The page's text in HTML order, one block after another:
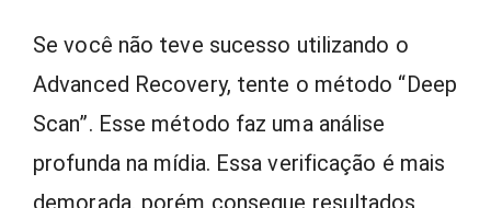
Se você não teve sucesso utilizando o
Advanced Recovery, tente o método “Deep
Scan”. Esse método faz uma análise
profunda na mídia. Essa verificação é mais
demorada, porém consegue resultados